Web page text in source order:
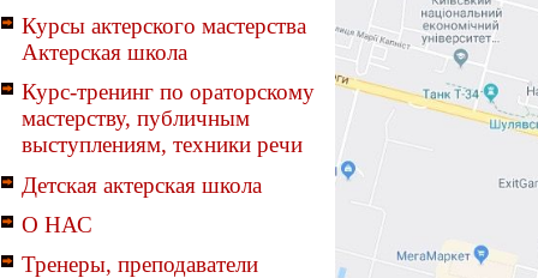
Курсы актерского мастерства
Актерская школа
Курс-тренинг по ораторскому
мастерству, публичным
выступлениям, техники речи
Детская актерская школа
О НАС
Тренеры, преподаватели